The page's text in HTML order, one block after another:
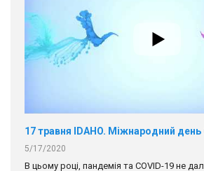
5/17/2020
В цьому році, пандемія та COVІD-19 не